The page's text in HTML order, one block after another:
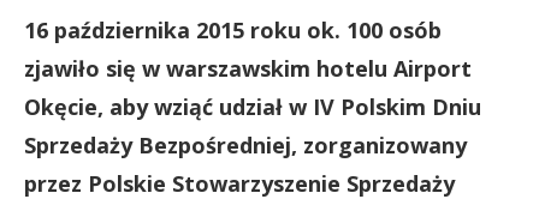
16 października 2015 roku ok. 100 osób
zjawiło się w warszawskim hotelu Airport
Okęcie, aby wziąć udział w IV Polskim Dniu
Sprzedaży Bezpośredniej, zorganizowany
przez Polskie Stowarzyszenie Sprzedaży